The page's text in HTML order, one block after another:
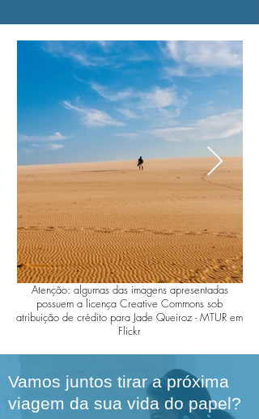
Atenção: algumas das imagens apresentadas
possuem a licença Creative Commons sob
atribuição de crédito para Jade Queiroz - MTUR em
Flickr
Vamos juntos tirar a próxima
viagem da sua vida do papel?